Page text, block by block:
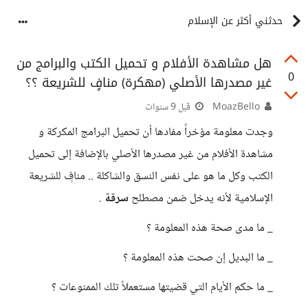
حدثني أكثر عن الإسلام
0
هل مشاهدة الأفلام و تحميل الكتب والبرامج من
غير مصدرها الأصلي (مهكرة) منافٍ للشريعة ؟؟
قبل 9 سنوات
وجدت معلومة مؤخراً مفادها أن تحميل البرامج المكركة و
مشاهدة الأفلام من غير مصدرها الأصلي بالإضافة إلى تحميل
الكتب وكل ما هو على نفس النسق والشاكلة .. منافٍ للشريعة
الإسلامية لأنه يدخل ضمن مصطلح سرقة .
_ ما مدى صحة هذه المعلومة ؟
_ ما البديل إن صحت هذه المعلومة ؟
_ ما حكم الأيام التي قضيتها مستعملاً تلك الممنوعات ؟